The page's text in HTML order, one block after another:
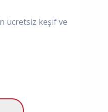
ücretsiz keşif ve